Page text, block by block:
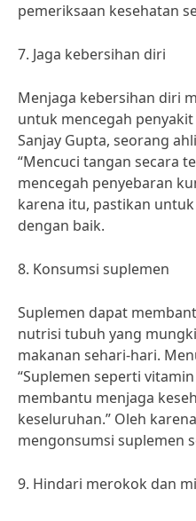
pemeriksaan kesehatan
7. Jaga kebersihan diri
Menjaga kebersihan diri
untuk mencegah
Sanjay Gupta, seorang
“Mencuci tangan secara
mencegah penyebaran
karena itu, pastikan
dengan baik.
8. Konsumsi suplemen
Suplemen dapat
nutrisi tubuh yang
makanan sehari-hari.
“Suplemen seperti
membantu menjaga
keseluruhan.” Oleh
mengonsumsi suplemen
9. Hindari merokok dan